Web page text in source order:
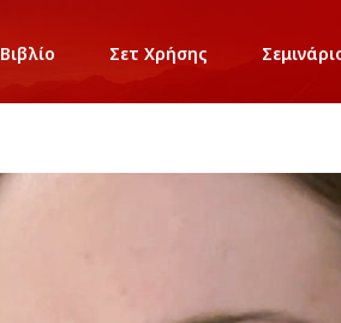
Βιβλίο Σετ Χρήσης